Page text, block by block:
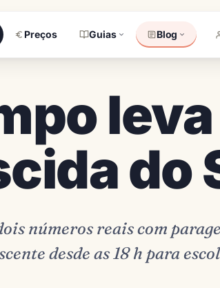
Preços Guias Blog
leva
do
números reais com
desde as 18 h para